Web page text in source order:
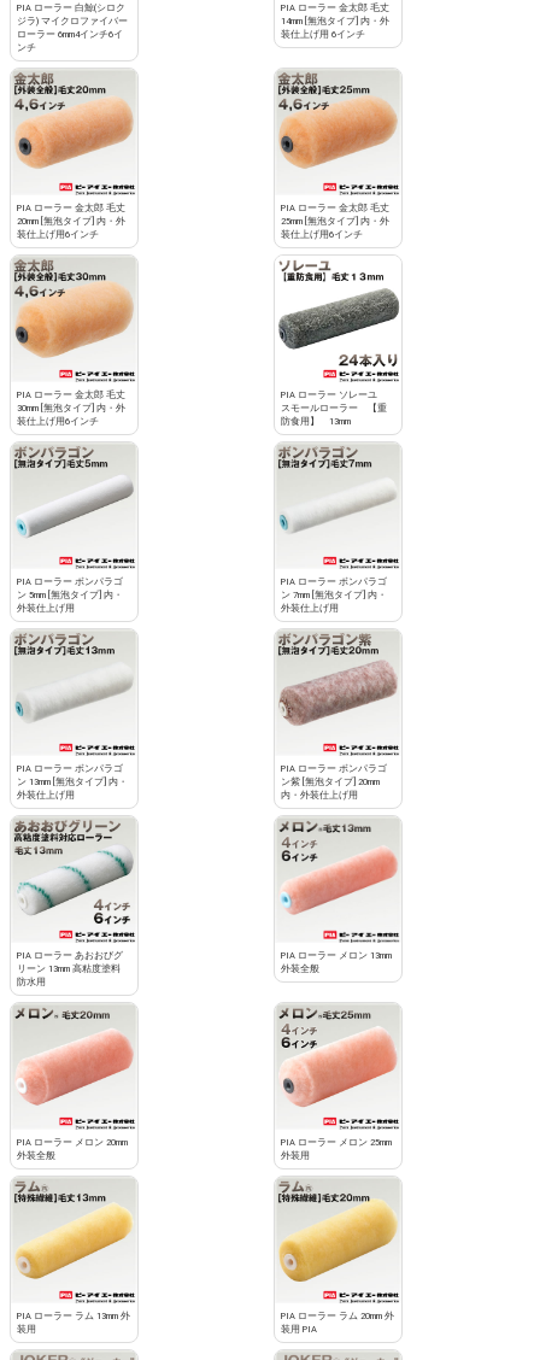
PIA ローラー 白鯨(シロク
ジラ) マイクロファイバー
ローラー 6mm4インチ6イ
ンチ
PIA ローラー 金太郎 毛丈
14mm [無泡タイプ] 内・外
装仕上げ用 6インチ
PIA ローラー 金太郎 毛丈
20mm [無泡タイプ] 内・外
装仕上げ用6インチ
PIA ローラー 金太郎 毛丈
25mm [無泡タイプ] 内・外
装仕上げ用6インチ
PIA ローラー 金太郎 毛丈
30mm [無泡タイプ] 内・外
装仕上げ用6インチ
PIA ローラー ソレーユ
スモールローラー 【重
防食用】 13mm
PIA ローラー ボンパラゴ
ン 5mm [無泡タイプ] 内・
外装仕上げ用
PIA ローラー ボンパラゴ
ン 7mm [無泡タイプ] 内・
外装仕上げ用
PIA ローラー ボンパラゴ
ン 13mm [無泡タイプ] 内・
外装仕上げ用
PIA ローラー ボンパラゴ
ン紫 [無泡タイプ] 20mm
内・外装仕上げ用
PIA ローラー あおおびグ
リーン 13mm 高粘度塗料
防水用
PIA ローラー メロン 13mm
外装全般
PIA ローラー メロン 20mm
外装全般
PIA ローラー メロン 25mm
外装用
PIA ローラー ラム 13mm 外
装用
PIA ローラー ラム 20mm 外
装用 PIA